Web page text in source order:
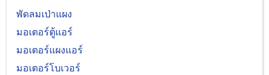
พัดลมเป่าแผง
มอเตอร์ตู้แอร์
มอเตอร์แผงแอร์
มอเตอร์โบเวอร์